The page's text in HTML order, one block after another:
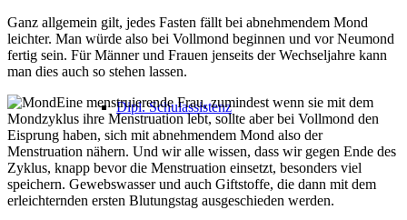
Dipl. Schulassistenz
Ganz allgemein gilt, jedes Fasten fällt bei abnehmendem Mond
leichter. Man würde also bei Vollmond beginnen und vor Neumond
fertig sein. Für Männer und Frauen jenseits der Wechseljahre kann
man dies auch so stehen lassen.
Eine menstruierende Frau, zumindest wenn sie mit dem
Mondzyklus ihre Menstruation lebt, sollte aber bei Vollmond den
Eisprung haben, sich mit abnehmendem Mond also der
Menstruation nähern. Und wir alle wissen, dass wir gegen Ende des
Zyklus, knapp bevor die Menstruation einsetzt, besonders viel
speichern. Gewebswasser und auch Giftstoffe, die dann mit dem
erleichternden ersten Blutungstag ausgeschieden werden.